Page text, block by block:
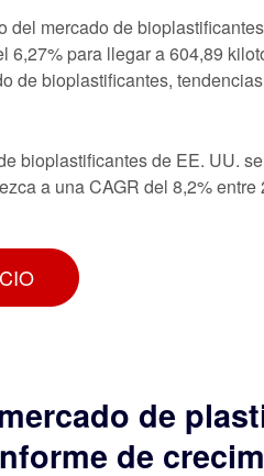
del mercado de
6,27% para llegar a 604,89
de bioplastificantes,
bioplastificantes de EE. UU.
a una CAGR del 8,2%
de
de